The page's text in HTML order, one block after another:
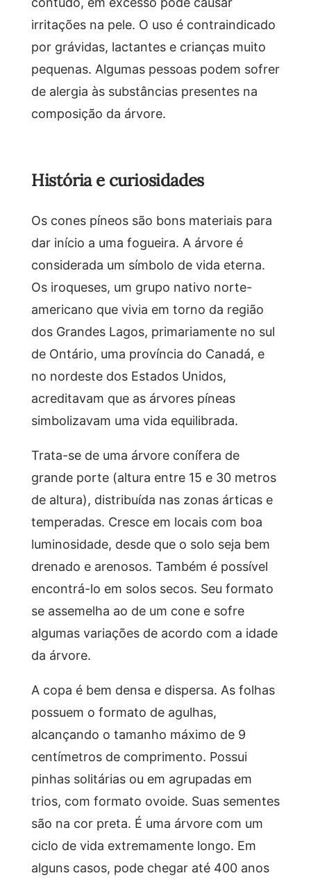
irritações na pele. O uso é contraindicado
por grávidas, lactantes e crianças muito
pequenas. Algumas pessoas podem sofrer
de alergia às substâncias presentes na
composição da árvore.
História e curiosidades
Os cones píneos são bons materiais para
dar início a uma fogueira. A árvore é
considerada um símbolo de vida eterna.
Os iroqueses, um grupo nativo norte-
americano que vivia em torno da região
dos Grandes Lagos, primariamente no sul
de Ontário, uma província do Canadá, e
no nordeste dos Estados Unidos,
acreditavam que as árvores píneas
simbolizavam uma vida equilibrada.
Trata-se de uma árvore conífera de
grande porte (altura entre 15 e 30 metros
de altura), distribuída nas zonas árticas e
temperadas. Cresce em locais com boa
luminosidade, desde que o solo seja bem
drenado e arenosos. Também é possível
encontrá-lo em solos secos. Seu formato
se assemelha ao de um cone e sofre
algumas variações de acordo com a idade
da árvore.
A copa é bem densa e dispersa. As folhas
possuem o formato de agulhas,
alcançando o tamanho máximo de 9
centímetros de comprimento. Possui
pinhas solitárias ou em agrupadas em
trios, com formato ovoide. Suas sementes
são na cor preta. É uma árvore com um
ciclo de vida extremamente longo. Em
alguns casos, pode chegar até 400 anos